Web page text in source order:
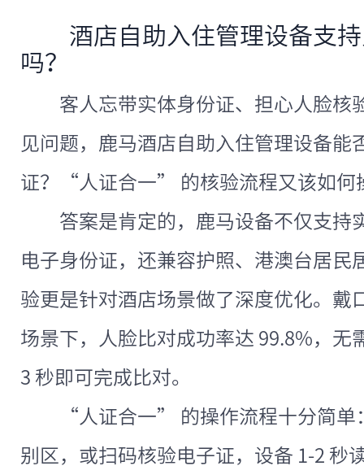
酒店自助入住管理设备支
吗？
客人忘带实体身份证、担心人脸核
见问题，鹿马酒店自助入住管理设备能
证？“人证合一” 的核验流程又该如何
答案是肯定的，鹿马设备不仅支持
电子身份证，还兼容护照、港澳台居民
验更是针对酒店场景做了深度优化。戴
场景下，人脸比对成功率达 99.8%，无
3 秒即可完成比对。
“人证合一” 的操作流程十分简单
别区，或扫码核验电子证，设备 1-2 秒